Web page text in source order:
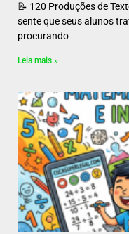
📝 120 Produções de
sente que seus alunos
procurando
Leia mais »